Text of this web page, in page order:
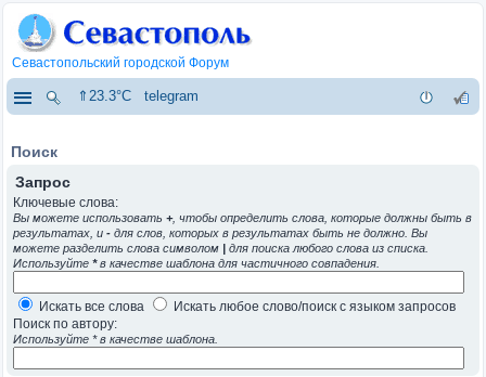
Севастопольский городской Форум
⇑23.3°C telegram
Поиск
Запрос
Ключевые слова:
Вы можете использовать +, чтобы определить слова, которые должны быть в
результатах, и - для слов, которых в результатах быть не должно. Вы
можете разделить слова символом | для поиска любого слова из списка.
Используйте *в качестве шаблона для частичного совпадения.
Искать все слова
Искать любое слово/поиск с языком запросов
Поиск по автору:
Используйте * в качестве шаблона.